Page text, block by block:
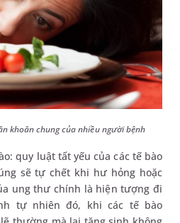
khoăn chung của nhiều người bệnh
quy luật tất yếu của các tế bào
sẽ tự chết khi hư hỏng hoặc
ung thư chính là hiện tượng đi
tự nhiên đó, khi các tế bào